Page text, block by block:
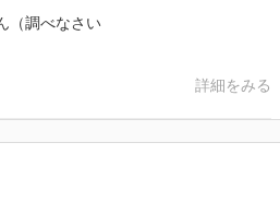
（調べなさい
詳細をみる